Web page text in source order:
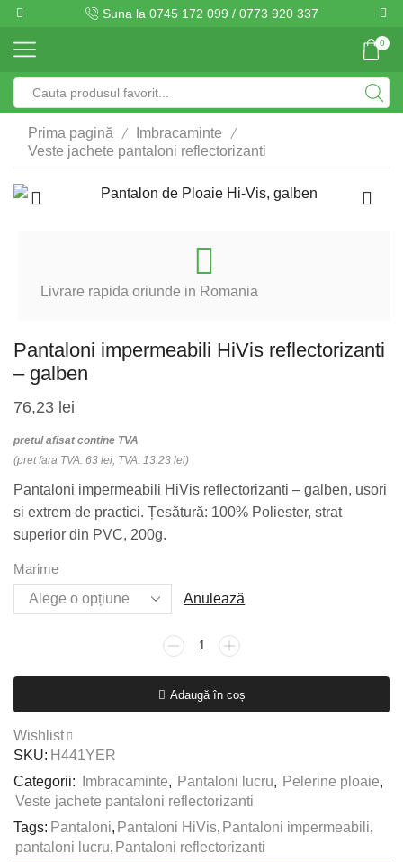
Suna la 0745 172 099 / 0773 920 337
0
Prima pagină / Imbracaminte /
Veste jachete pantaloni reflectorizanti
Livrare rapida oriunde in Romania
Pantaloni impermeabili HiVis reflectorizanti
– galben
76,23 lei
pretul afisat contine TVA
(pret fara TVA: 63 lei, TVA: 13.23 lei)
Pantaloni impermeabili HiVis reflectorizanti – galben, usori
si extrem de practici. Țesătură: 100% Poliester, strat
superior din PVC, 200g.
Marime
Anulează
Cantitate
HiVis
Adaugă în coș
Wishlist
SKU: H441YER
Categorii:
Imbracaminte, Pantaloni lucru, Pelerine ploaie,
Veste jachete pantaloni reflectorizanti
Tags: Pantaloni, Pantaloni HiVis, Pantaloni impermeabili,
pantaloni lucru, Pantaloni reflectorizanti